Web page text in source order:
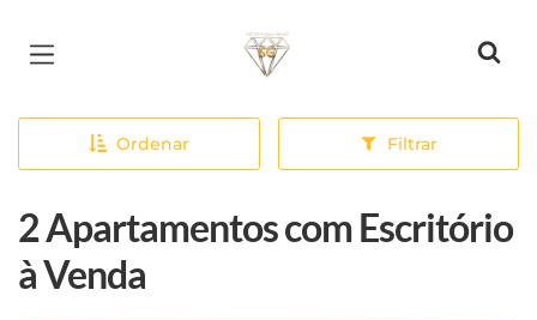
Página inicial
Ordenar Filtrar
2 Apartamentos com Escritório
à Venda